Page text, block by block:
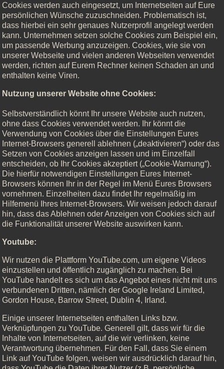
Cookies werden auch eingesetzt, um Internetseiten auf Eure
persönlichen Wünsche zuzuschneiden. Problematisch ist,
dass hierbei ein sehr genaues Nutzerprofil angelegt werden
kann. Unternehmen setzen solche Cookies zum Beispiel ein,
um passende Werbung anzuzeigen. Cookies, wie sie von
unserer Webseite und vielen anderen Webseiten verwendet
werden, richten auf Eurem Rechner keinen Schaden an und
enthalten keine Viren.
Nutzung unserer Website ohne Cookies:
Selbstverständlich könnt Ihr unsere Website auch nutzen,
ohne dass Cookies verwendet werden. Ihr könnt die
Verwendung von Cookies über die Einstellungen Eures
Internet-Browsers generell ablehnen („deaktivieren“) oder das
Setzen von Cookies anzeigen lassen und im Einzelfall
entscheiden, ob Ihr Cookies akzeptiert („Cookie-Warnung“).
Die hierfür notwendigen Einstellungen Eures Internet-
Browsers können Ihr in der Regel im Menü Eures Browsers
vornehmen. Einzelheiten dazu findet Ihr regelmäßig im
Hilfemenü Ihres Internet-Browsers. Wir weisen jedoch darauf
hin, dass das Ablehnen oder Anzeigen von Cookies sich auf
die Funktionalität unserer Website auswirken kann.
Youtube:
Wir nutzen die Plattform YouTube.com, um eigene Videos
einzustellen und öffentlich zugänglich zu machen. Bei
YouTube handelt es sich um das Angebot eines nicht mit uns
verbundenen Dritten, nämlich der Google Ireland Limited,
Gordon House, Barrow Street, Dublin 4, Irland.
Einige unserer Internetseiten enthalten Links bzw.
Verknüpfungen zu YouTube. Generell gilt, dass wir für die
Inhalte von Internetseiten, auf die wir verlinken, keine
Verantwortung übernehmen. Für den Fall, dass Sie einem
Link auf YouTube folgen, weisen wir ausdrücklich darauf hin,